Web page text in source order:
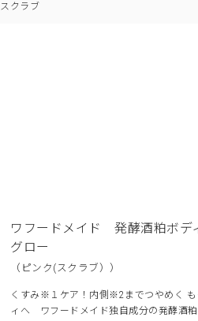
スクラブ
ワフードメイド 発酵酒粕ボデ
グロー
（ピンク(スクラブ））
くすみ※１ケア！内側※2までつやめく も
ィへ ワフードメイド独自成分の発酵酒